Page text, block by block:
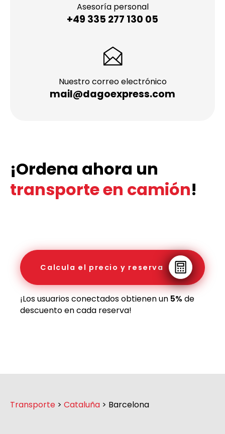
Asesoría personal
+49 335 277 130 05
Nuestro correo electrónico
mail@dagoexpress.com
¡Ordena ahora un
transporte en camión!
Calcula el precio y reserva
¡Los usuarios conectados obtienen un 5% de
descuento en cada reserva!
Transporte > Cataluña > Barcelona